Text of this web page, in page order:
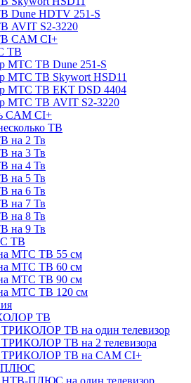
Dune HDTV 251-S
AVIT S2-3220
CAM CI+
ТВ
МТС ТВ Dune 251-S
МТС ТВ Skywort HSD11
МТС ТВ EKT DSD 4404
МТС ТВ AVIT S2-3220
CAM CI+
ТВ
на 2 Тв
на 3 Тв
на 4 Тв
на 5 Тв
на 6 Тв
на 7 Тв
на 8 Тв
на 9 Тв
ТВ
МТС ТВ 55 см
МТС ТВ 60 см
МТС ТВ 90 см
МТС ТВ 120 см
ТВ
ТВ на один телевизор
ТВ на 2 телевизора
ТРИКОЛОР ТВ на CAM CI+
ПЛЮС
ПЛЮС на один телевизор